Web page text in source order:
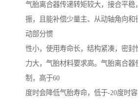
气胎离合器传递转矩较大，接合平稳
振，且能补偿少量主、从动轴角向和
动部分惯
性小，使用寿命长，结构紧凑，密封
力大，气胎材料要求高。气胎离合器
制，高于60
度时会降低气胎寿命，低于-20度时